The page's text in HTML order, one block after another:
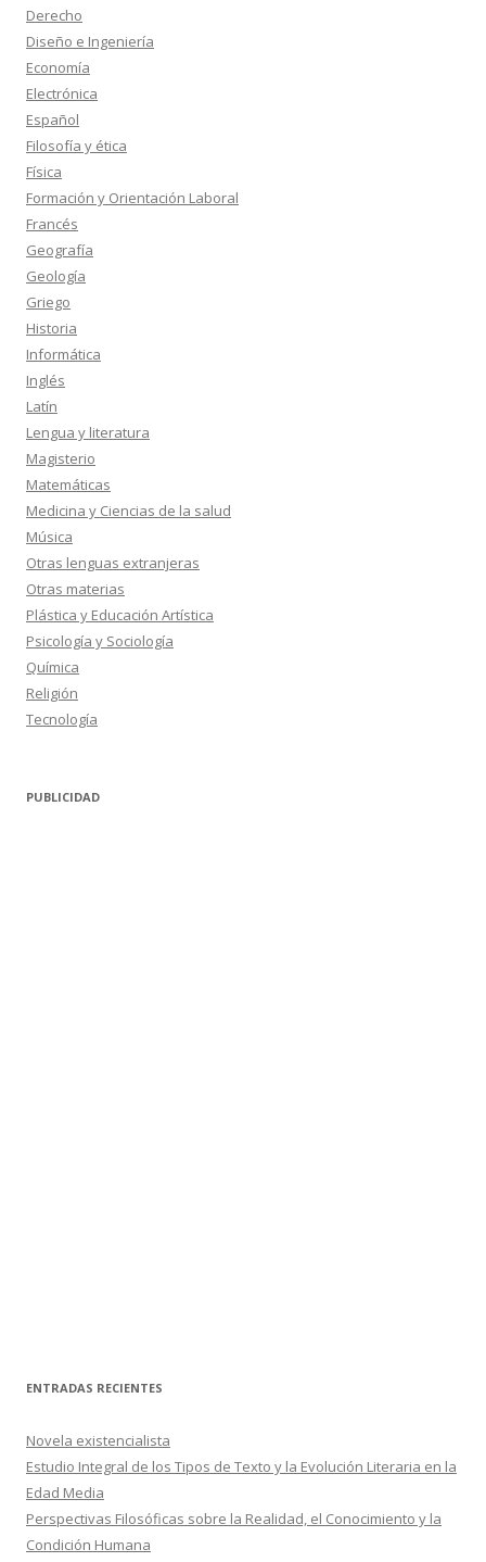
Derecho
Diseño e Ingeniería
Economía
Electrónica
Español
Filosofía y ética
Física
Formación y Orientación Laboral
Francés
Geografía
Geología
Griego
Historia
Informática
Inglés
Latín
Lengua y literatura
Magisterio
Matemáticas
Medicina y Ciencias de la salud
Música
Otras lenguas extranjeras
Otras materias
Plástica y Educación Artística
Psicología y Sociología
Química
Religión
Tecnología
PUBLICIDAD
ENTRADAS RECIENTES
Novela existencialista
Estudio Integral de los Tipos de Texto y la Evolución Literaria en la
Edad Media
Perspectivas Filosóficas sobre la Realidad, el Conocimiento y la
Condición Humana